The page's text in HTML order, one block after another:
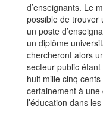
d’enseignants. Le
possible de trouver
un poste
un diplôme
chercheront alors
secteur public
huit mille cinq
certainement à
l’éducation dans